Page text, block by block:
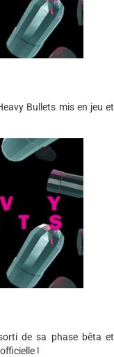
Bullets mis en jeu et
de sa phase bêta et
!